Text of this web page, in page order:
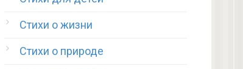
Стихи о жизни
Стихи о природе